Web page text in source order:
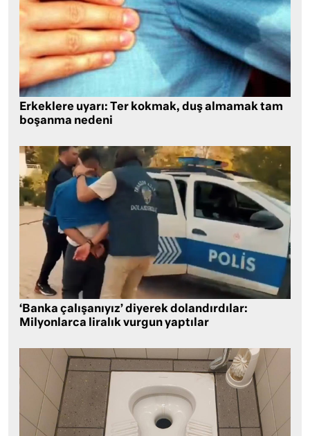
Erkeklere uyarı: Ter kokmak, duş almamak tam
boşanma nedeni
‘Banka çalışanıyız’ diyerek dolandırdılar:
Milyonlarca liralık vurgun yaptılar